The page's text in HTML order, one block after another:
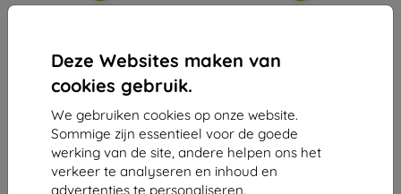
Deze Websites maken van
cookies gebruik.
We gebruiken cookies op onze website.
Sommige zijn essentieel voor de goede
werking van de site, andere helpen ons het
verkeer te analyseren en inhoud en
advertenties te personaliseren.
Van totaal4.